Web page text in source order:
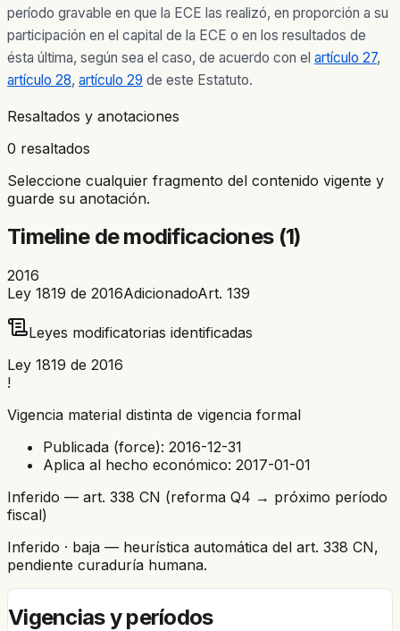
período gravable en que la ECE las realizó, en proporción a su
participación en el capital de la ECE o en los resultados de
ésta última, según sea el caso, de acuerdo con el artículo 27,
artículo 28, artículo 29 de este Estatuto.
Resaltados y anotaciones
0 resaltados
Seleccione cualquier fragmento del contenido vigente y
guarde su anotación.
Timeline de modificaciones (1)
2016
Ley 1819 de 2016AdicionadoArt. 139
Leyes modificatorias identificadas
Ley 1819 de 2016
!
Vigencia material distinta de vigencia formal
Publicada (force): 2016-12-31
Aplica al hecho económico: 2017-01-01
Inferido — art. 338 CN (reforma Q4 → próximo período
fiscal)
Inferido · baja — heurística automática del art. 338 CN,
pendiente curaduría humana.
Vigencias y períodos